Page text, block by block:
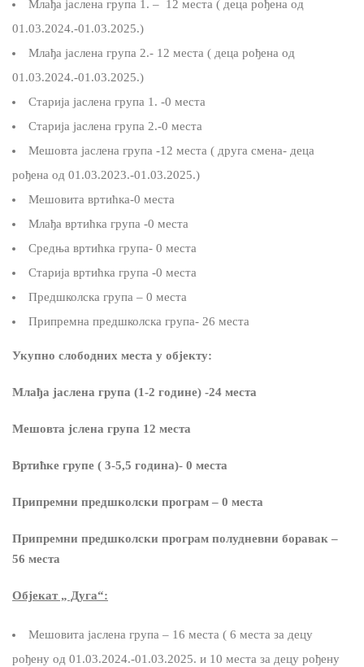
Млађа јаслена група 1. – 12 места ( деца рођена од
01.03.2024.-01.03.2025.)
Млађа јаслена група 2.- 12 места ( деца рођена од
01.03.2024.-01.03.2025.)
Старија јаслена група 1. -0 места
Старија јаслена група 2.-0 места
Мешовта јаслена група -12 места ( друга смена- деца
рођена од 01.03.2023.-01.03.2025.)
Мешовита вртићка-0 места
Млађа вртићка група -0 места
Средња вртићка група- 0 места
Старија вртићка група -0 места
Предшколска група – 0 места
Припремна предшколска група- 26 места
Укупно слободних места у објекту:
Млађа јаслена група (1-2 године) -24 места
Мешовта јслена група 12 места
Вртићке групе ( 3-5,5 година)- 0 места
Припремни предшколски програм – 0 места
Припремни предшколски програм полудневни боравак –
56 места
Објекат „ Дуга“:
Мешовита јаслена група – 16 места ( 6 места за децу
рођену од 01.03.2024.-01.03.2025. и 10 места за децу рођену